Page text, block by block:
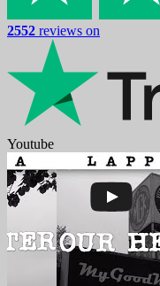
2552 reviews on
Youtube